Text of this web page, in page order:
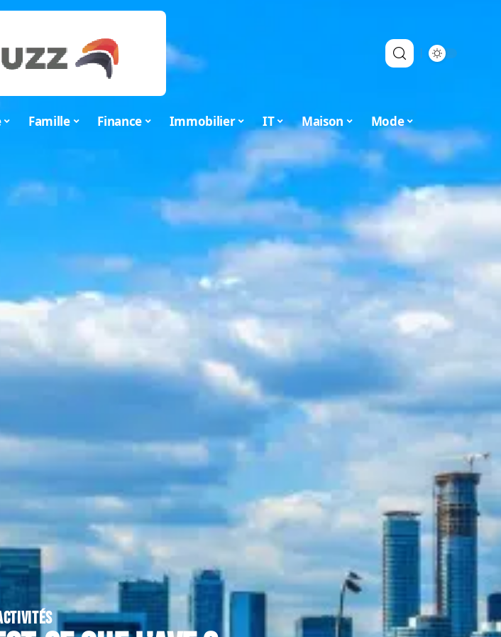
Famille Finance Immobilier IT Maison Mode